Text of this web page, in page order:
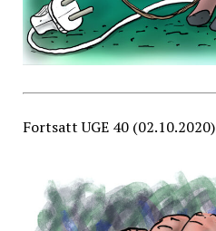
Fortsatt UGE 40 (02.10.2020)